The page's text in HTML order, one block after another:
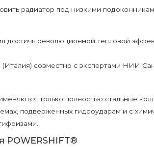
радиатор под низкими
достичь революционной тепловой
совместно с экспертами НИИ
только полностью стальные
подверженных гидроударам и с